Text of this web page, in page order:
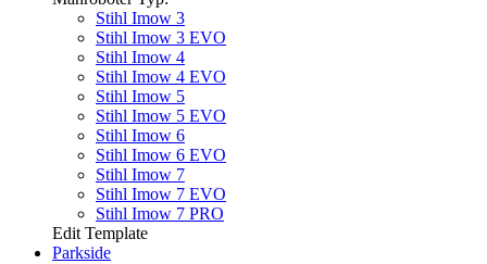
Stihl Imow 3
Stihl Imow 3 EVO
Stihl Imow 4
Stihl Imow 4 EVO
Stihl Imow 5
Stihl Imow 5 EVO
Stihl Imow 6
Stihl Imow 6 EVO
Stihl Imow 7
Stihl Imow 7 EVO
Stihl Imow 7 PRO
Edit Template
Parkside